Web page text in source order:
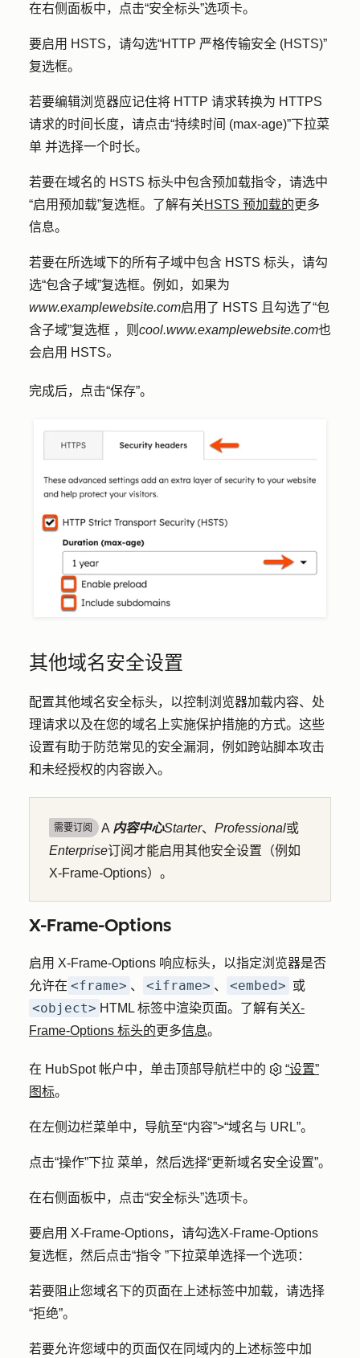
在右侧面板中，点击“安全标头”选项卡。
要启用 HSTS，请勾选“HTTP 严格传输安全 (HSTS)”
复选框。
若要编辑浏览器应记住将 HTTP 请求转换为 HTTPS
请求的时间长度，请点击“持续时间 (max-age)”下拉菜
单 并选择一个时长。
若要在域名的 HSTS 标头中包含预加载指令，请选中
“启用预加载”复选框。了解有关HSTS 预加载的更多
信息。
若要在所选域下的所有子域中包含 HSTS 标头，请勾
选“包含子域”复选框。例如，如果为
www.examplewebsite.com启用了 HSTS 且勾选了“包
含子域”复选框 ，则 cool.www.examplewebsite.com也
会启用 HSTS。
完成后，点击“保存”。
其他域名安全设置
配置其他域名安全标头，以控制浏览器加载内容、处
理请求以及在您的域名上实施保护措施的方式。这些
设置有助于防范常见的安全漏洞，例如跨站脚本攻击
和未经授权的内容嵌入。
需要订阅 A 内容中心Starter、 Professional或
Enterprise订阅才能启用其他安全设置（例如
X-Frame-Options）。
X-Frame-Options
启用 X-Frame-Options 响应标头，以指定浏览器是否
允许在 <frame> 、 <iframe> 、 <embed> 或
<object> HTML 标签中渲染页面。了解有关X-
Frame-Options 标头的更多信息。
在 HubSpot 帐户中，单击顶部导航栏中的
“设置”
图标。
在左侧边栏菜单中，导航至“内容”>“域名与 URL”。
点击“操作”下拉 菜单，然后选择“更新域名安全设置”。
在右侧面板中，点击“安全标头”选项卡。
要启用 X-Frame-Options，请勾选X-Frame-Options
复选框，然后点击“指令 ”下拉菜单选择一个选项 ：
若要阻止您域名下的页面在上述标签中加载，请选择
“拒绝”。
若要允许您域中的页面仅在同域内的上述标签中加